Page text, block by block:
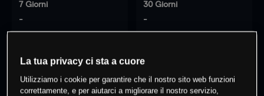
7 Giorni
-
30 Giorni
-
% dei clienti hanno posizioni
questo prodotto
La tua privacy ci sta a cuore
Utilizziamo i cookie per garantire che il nostro sito web funzioni
correttamente, e per aiutarci a migliorare il nostro servizio,